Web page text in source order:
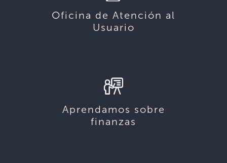
Oficina de Atención al
Usuario
Aprendamos sobre
finanzas